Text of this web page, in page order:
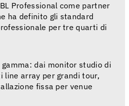
Professional come partner
ha definito gli standard
per tre quarti di
dai monitor studio di
line array per grandi tour,
fissa per venue